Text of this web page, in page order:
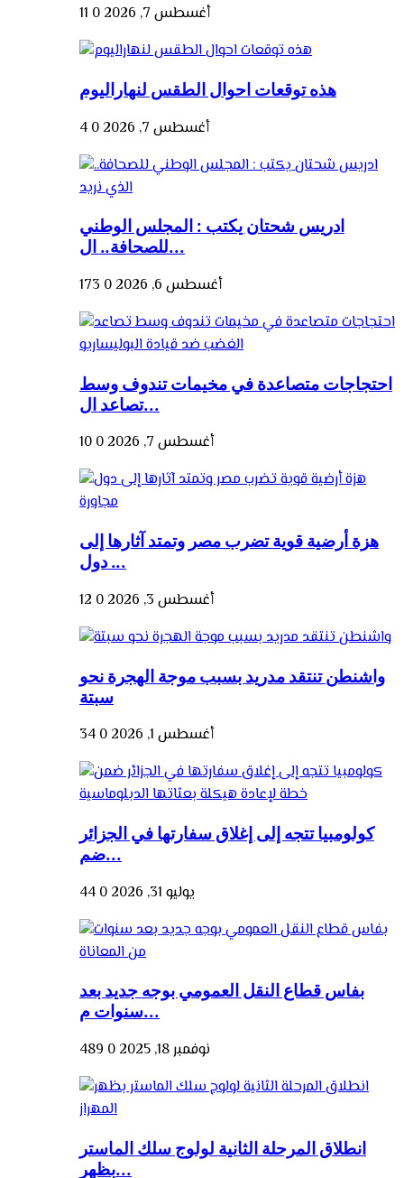
أغسطس 7, 2026 0
11
هذه توقعات احوال الطقس لنهاراليوم
أغسطس 7, 2026 0
4
ادريس شحتان يكتب : المجلس الوطني
للصحافة.. ال...
أغسطس 6, 2026 0
173
احتجاجات متصاعدة في مخيمات تندوف وسط
تصاعد ال...
أغسطس 7, 2026 0
10
هزة أرضية قوية تضرب مصر وتمتد آثارها إلى
دول ...
أغسطس 3, 2026 0
12
واشنطن تنتقد مدريد بسبب موجة الهجرة نحو
سبتة
أغسطس 1, 2026 0
34
كولومبيا تتجه إلى إغلاق سفارتها في الجزائر
ضم...
يوليو 31, 2026 0
44
بفاس قطاع النقل العمومي بوجه جديد بعد
سنوات م...
نوفمبر 18, 2025 0
489
انطلاق المرحلة الثانية لولوج سلك الماستر
بظهر...